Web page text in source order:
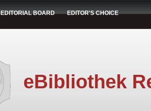
EDITORIAL BOARD EDITOR'S CHOICE
eBibliothek